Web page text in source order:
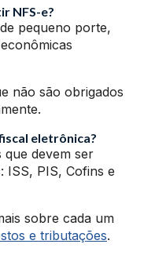
NFS-e?
pequeno porte,
não são obrigados
eletrônica?
que devem ser
ISS, PIS, Cofins e
sobre cada um
e tributações.